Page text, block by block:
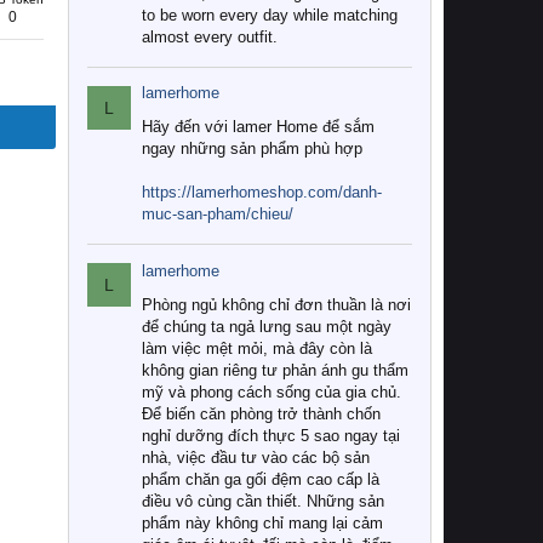
0
to be worn every day while matching
almost every outfit.
L
lamerhome
Hãy đến với lamer Home để sắm
ngay những sản phẩm phù hợp
https://lamerhomeshop.com/danh-
muc-san-pham/chieu/
L
lamerhome
Phòng ngủ không chỉ đơn thuần là nơi
để chúng ta ngả lưng sau một ngày
làm việc mệt mỏi, mà đây còn là
không gian riêng tư phản ánh gu thẩm
mỹ và phong cách sống của gia chủ.
Để biến căn phòng trở thành chốn
nghỉ dưỡng đích thực 5 sao ngay tại
nhà, việc đầu tư vào các bộ sản
phẩm chăn ga gối đệm cao cấp là
điều vô cùng cần thiết. Những sản
phẩm này không chỉ mang lại cảm